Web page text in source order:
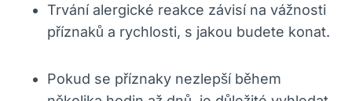
Trvání alergické reakce závisí ⁢na vážnosti
⁣příznaků a rychlosti, s jakou budete ⁣konat.
Pokud se ‌příznaky nezlepší ‍během